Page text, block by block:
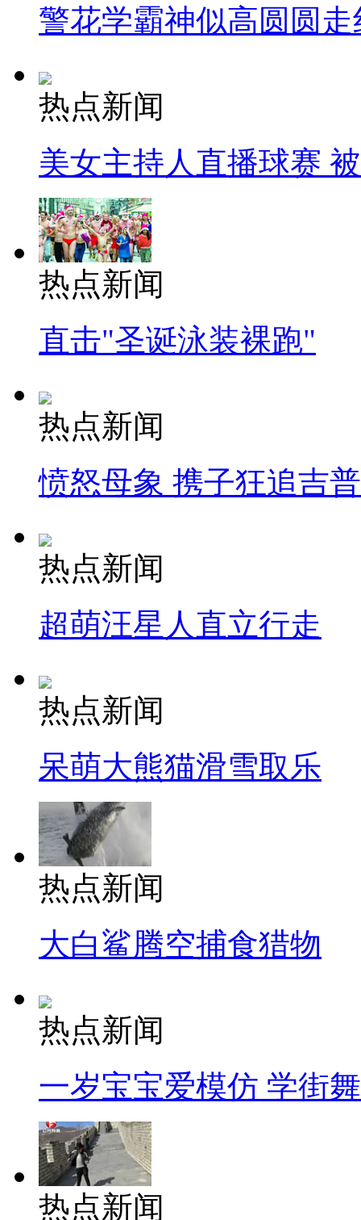
警花学霸神似高圆圆走
热点新闻
美女主持人直播球赛
热点新闻
直击"圣诞泳装裸跑"
热点新闻
愤怒母象 携子狂追吉
热点新闻
超萌汪星人直立行走
热点新闻
呆萌大熊猫滑雪取乐
热点新闻
大白鲨腾空捕食猎物
热点新闻
一岁宝宝爱模仿 学街
热点新闻